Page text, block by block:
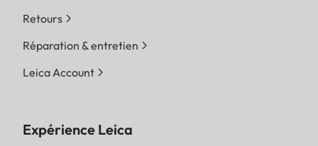
Retours
Réparation & entretien
Leica Account
Expérience Leica